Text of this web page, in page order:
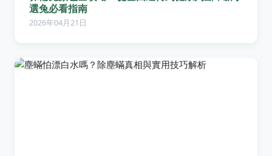
選兔必看指南
2026年04月21日